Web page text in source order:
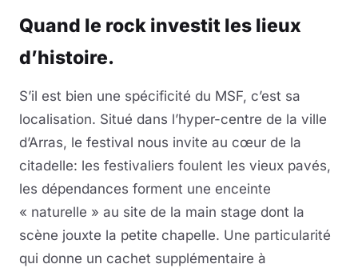
Quand le rock investit les lieux
d’histoire.
S’il est bien une spécificité du MSF, c’est sa
localisation. Situé dans l’hyper-centre de la ville
d’Arras, le festival nous invite au cœur de la
citadelle: les festivaliers foulent les vieux pavés,
les dépendances forment une enceinte
« naturelle » au site de la main stage dont la
scène jouxte la petite chapelle. Une particularité
qui donne un cachet supplémentaire à